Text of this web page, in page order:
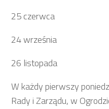
25 czerwca
24 września
26 listopada
W każdy pierwszy
Rady i Zarządu, w